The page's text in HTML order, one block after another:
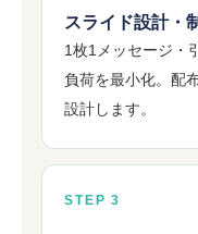
スライド設計・
1枚1メッセージ・
負荷を最小化。配
設計します。
STEP 3